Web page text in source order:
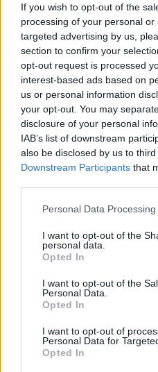
If you wish to opt-out of the
processing of your personal
targeted advertising by us,
section to confirm your
opt-out request is processed
interest-based ads based on
us or personal information
your opt-out. You may
disclosure of your personal
IAB’s list of downstream
also be disclosed by us to
Downstream Participants that
Personal Data
I want to opt-out of the
personal data.
Opted In
I want to opt-out of the
Personal Data.
Opted In
I want to opt-out of
Personal Data for
Opted In
Epilepsie
Doxycycline (243)
Antibiotiques - tetracyclines
Laroxyl (239)
Dépression - antidépresseurs TCA
Risperdal (230)
Psychose / schizophrénie -
Les évaluations de cette
l’évaluation d’un
des connaissances
reflètent seulement une
N’oubliez-pas que les
individus et que pour tout avis